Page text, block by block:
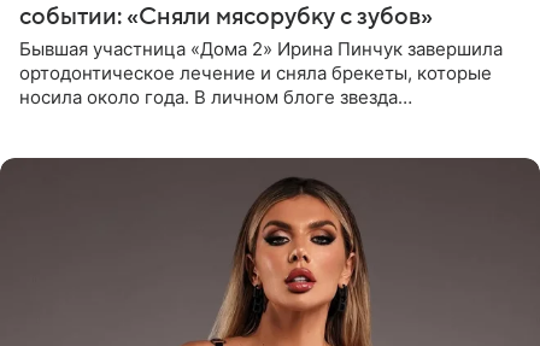
событии: «Сняли мясорубку с зубов»
Бывшая участница «Дома 2» Ирина Пинчук завершила
ортодонтическое лечение и сняла брекеты, которые
носила около года. В личном блоге звезда